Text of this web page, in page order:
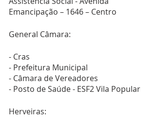
Emancipação – 1646 – Centro
General Câmara:
- Cras
- Prefeitura Municipal
- Câmara de Vereadores
- Posto de Saúde - ESF2 Vila Popular
Herveiras: